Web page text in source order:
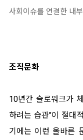
사회이슈를 연결한 내
조직문화
10년간 슬로워크가
하려는 습관"이 절대
기에는 이런 올바른